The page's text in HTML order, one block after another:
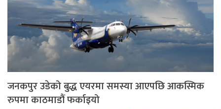
जनकपुर उडेको बुद्ध एयरमा समस्या आएपछि आकस्मिक
रुपमा काठमाडौं फर्काइयो